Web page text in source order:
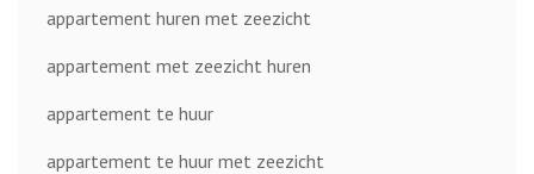
appartement huren met zeezicht
appartement met zeezicht huren
appartement te huur
appartement te huur met zeezicht